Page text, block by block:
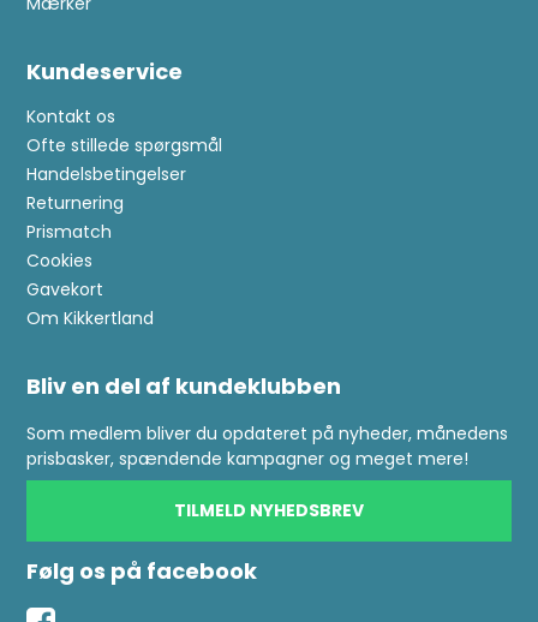
Kundeservice
Kontakt os
Ofte stillede spørgsmål
Handelsbetingelser
Returnering
Prismatch
Cookies
Gavekort
Om Kikkertland
Bliv en del af kundeklubben
Som medlem bliver du opdateret på nyheder, månedens
prisbasker, spændende kampagner og meget mere!
TILMELD NYHEDSBREV
Følg os på facebook